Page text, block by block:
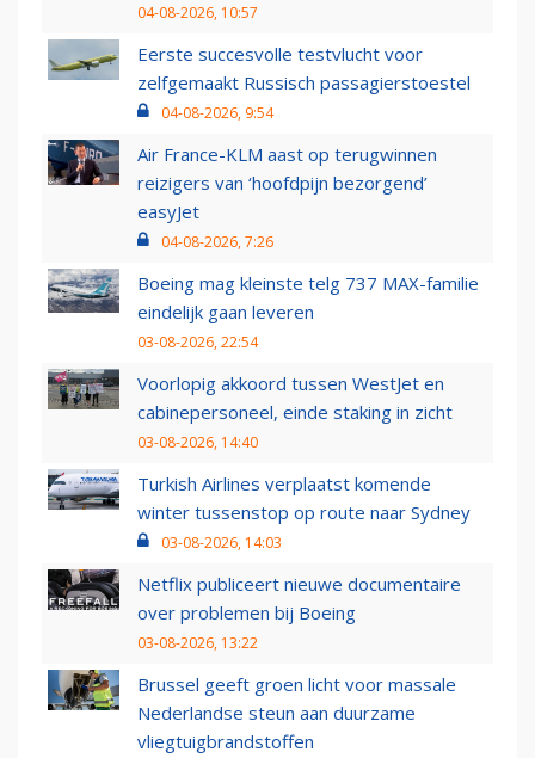
04-08-2026, 10:57
Eerste succesvolle testvlucht voor
zelfgemaakt Russisch passagierstoestel
04-08-2026, 9:54
Air France-KLM aast op terugwinnen
reizigers van ‘hoofdpijn bezorgend’
easyJet
04-08-2026, 7:26
Boeing mag kleinste telg 737 MAX-familie
eindelijk gaan leveren
03-08-2026, 22:54
Voorlopig akkoord tussen WestJet en
cabinepersoneel, einde staking in zicht
03-08-2026, 14:40
Turkish Airlines verplaatst komende
winter tussenstop op route naar Sydney
03-08-2026, 14:03
Netflix publiceert nieuwe documentaire
over problemen bij Boeing
03-08-2026, 13:22
Brussel geeft groen licht voor massale
Nederlandse steun aan duurzame
vliegtuigbrandstoffen